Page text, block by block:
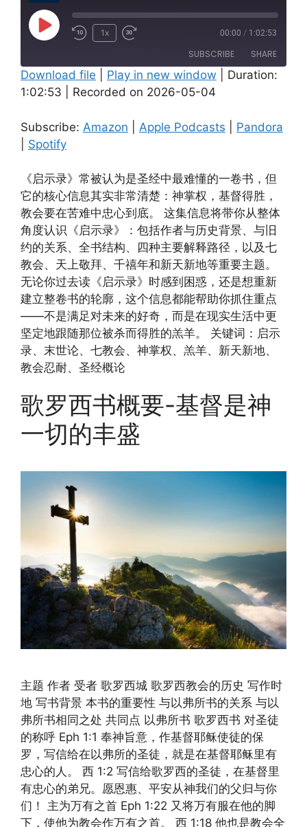
Play
1x 00:00 / 1:02:53
SUBSCRIBE SHARE
Amazon Apple Podcasts
RSS FEED
SHARE
LINK
EMBED
Download file Play in new window
Duration:
1:02:53
Recorded on 2026-05-04
Subscribe: Amazon Apple Podcasts
Pandora
Spotify
《启示录》常被认为是圣经中最难懂的一卷书，但
它的核心信息其实非常清楚：神掌权，基督得胜，
教会要在苦难中忠心到底。 这集信息将带你从整体
角度认识《启示录》：包括作者与历史背景、与旧
约的关系、全书结构、四种主要解释路径，以及七
教会、天上敬拜、千禧年和新天新地等重要主题。
无论你过去读《启示录》时感到困惑，还是想重新
建立整卷书的轮廓，这个信息都能帮助你抓住重点
——不是满足对未来的好奇，而是在现实生活中更
坚定地跟随那位被杀而得胜的羔羊。 关键词：启示
录、末世论、七教会、神掌权、羔羊、新天新地、
教会忍耐、圣经概论
歌罗西书概要-基督是神
一切的丰盛
主题 作者 受者 歌罗西城 歌罗西教会的历史 写作时
地 写书背景 本书的重要性 与以弗所书的关系 与以
弗所书相同之处 共同点 以弗所书 歌罗西书 对圣徒
的称呼 Eph 1:1 奉神旨意，作基督耶稣使徒的保
罗，写信给在以弗所的圣徒，就是在基督耶稣里有
忠心的人。 西 1:2 写信给歌罗西的圣徒，在基督里
有忠心的弟兄。愿恩惠、平安从神我们的父归与你
们！ 主为万有之首 Eph 1:22 又将万有服在他的脚
下，使他为教会作万有之首。 西 1:18 他也是教会全